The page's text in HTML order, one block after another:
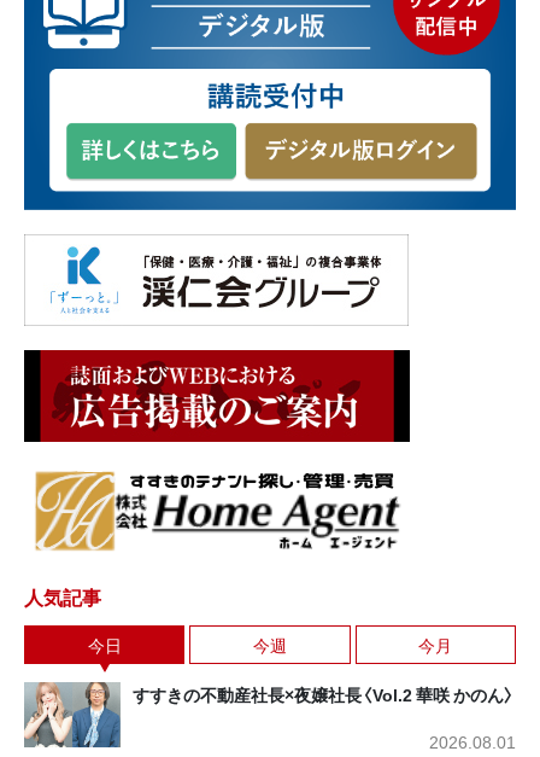
人気記事
今日 今週 今月
すすきの不動産社長×夜嬢社長〈Vol.2 華咲 かのん〉
2026.08.01